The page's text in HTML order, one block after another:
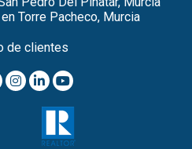
Torre Pacheco, Murcia
de clientes